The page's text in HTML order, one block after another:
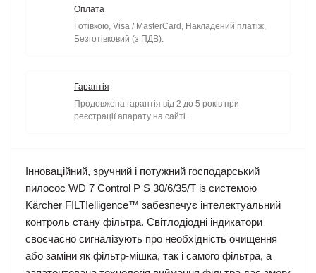
Оплата
Готівкою, Visa / MasterCard, Накладений платіж,
Безготівковий (з ПДВ).
Гарантія
Продовжена гарантія від 2 до 5 років при
реєстрації апарату на сайті.
Інноваційний, зручний і потужний господарський
пилосос WD 7 Control P S 30/6/35/T із системою
Kärcher FILT!elligence™ забезпечує інтелектуальний
контроль стану фільтра. Світлодіодні індикатори
своєчасно сигналізують про необхідність очищення
або заміни як фільтр-мішка, так і самого фільтра, а